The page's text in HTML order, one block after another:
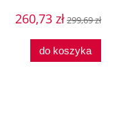
260,73 zł299,69 zł
do koszyka